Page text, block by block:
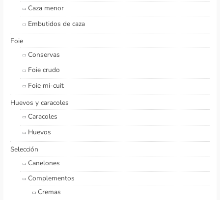
Caza menor
Embutidos de caza
Foie
Conservas
Foie crudo
Foie mi-cuit
Huevos y caracoles
Caracoles
Huevos
Selección
Canelones
Complementos
Cremas